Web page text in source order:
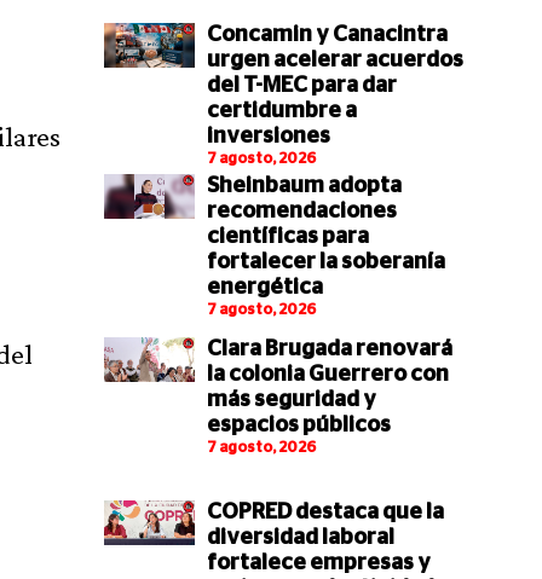
Concamin y Canacintra
urgen acelerar acuerdos
del T-MEC para dar
certidumbre a
inversiones
7 agosto, 2026
Sheinbaum adopta
recomendaciones
científicas para
fortalecer la soberanía
energética
7 agosto, 2026
Clara Brugada renovará
la colonia Guerrero con
más seguridad y
espacios públicos
7 agosto, 2026
COPRED destaca que la
diversidad laboral
fortalece empresas y